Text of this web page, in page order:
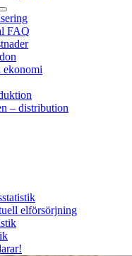
FAQ
ekonomi
– distribution
elförsörjning